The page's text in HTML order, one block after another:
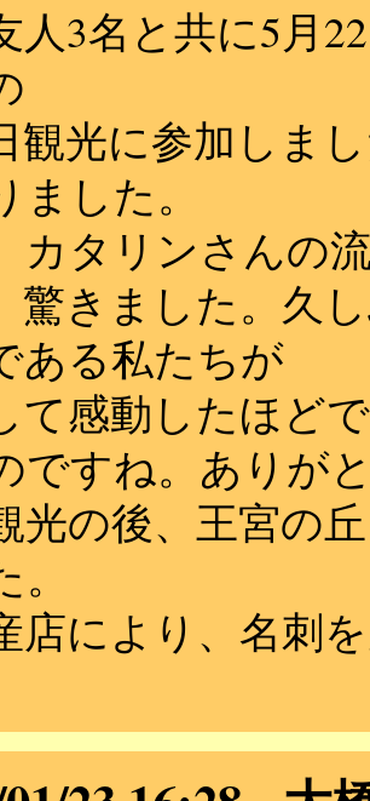
人3名と共に5月
光に参加しま
ました。
カタリンさんの
きました。久
ある私たちが
感動したほど
ですね。ありが
光の後、王宮の
店により、名刺